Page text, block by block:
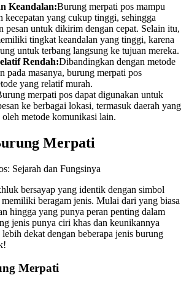
Keandalan:Burung merpati pos mampu
kecepatan yang cukup tinggi, sehingga
pesan untuk dikirim dengan cepat. Selain itu,
tingkat keandalan yang tinggi, karena
untuk terbang langsung ke tujuan mereka.
Rendah:Dibandingkan dengan metode
pada masanya, burung merpati pos
yang relatif murah.
merpati pos dapat digunakan untuk
ke berbagai lokasi, termasuk daerah yang
metode komunikasi lain.
Merpati
bersayap yang identik dengan simbol
memiliki beragam jenis. Mulai dari yang biasa
hingga yang punya peran penting dalam
jenis punya ciri khas dan keunikannya
dekat dengan beberapa jenis burung
Merpati